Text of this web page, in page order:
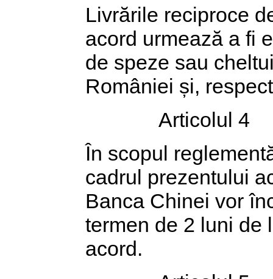
Livrările reciproce
acord urmează a fi
de speze sau
României și,
Articolul 4
În scopul
cadrul prezentului
Banca Chinei vor
termen de 2 luni de
acord.